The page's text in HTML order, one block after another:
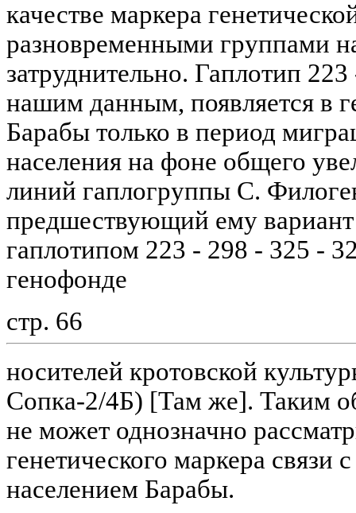
качестве маркера
разновременными группами
затруднительно. Гаплотип
нашим данным, появляется в
Барабы только в период
населения на фоне общего
линий гаплогруппы C.
предшествующий ему
гаплотипом 223 - 298 - 325 -
генофонде
стр. 66
носителей кротовской
Сопка-2/4Б) [Там же]. Таким
не может однозначно
генетического маркера связи
населением Барабы.